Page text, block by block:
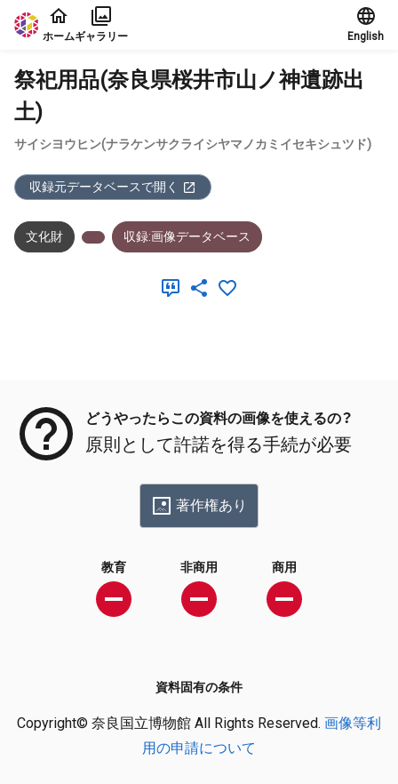
本文に飛ぶ
ホームギャラリー English
祭祀用品(奈良県桜井市山ノ神遺跡出
土)
サイシヨウヒン(ナラケンサクライシヤマノカミイセキシュツド)
収録元データベースで開く
文化財 収録:画像データベース
どうやったらこの資料の画像を使えるの？
原則として許諾を得る手続が必要
著作権あり
教育 非商用 商用
資料固有の条件
Copyright© 奈良国立博物館 All Rights Reserved. 画像等利
用の申請について